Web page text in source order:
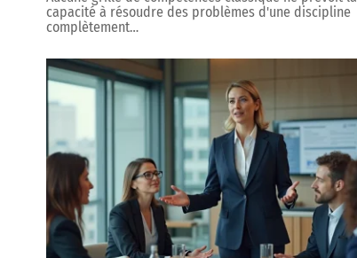
capacité à résoudre des problèmes d'une discipline
complètement…